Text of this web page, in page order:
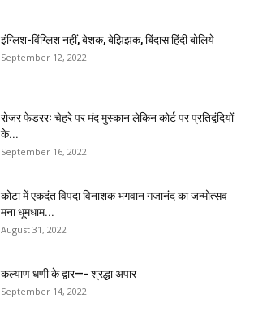
इंग्लिश-विंग्लिश नहीं, बेशक, बेझिझक, बिंदास हिंदी बोलिये
September 12, 2022
रोजर फेडररः चेहरे पर मंद मुस्कान लेकिन कोर्ट पर प्रतिद्वंदियों
के...
September 16, 2022
कोटा में एकदंत विपदा विनाशक भगवान गजानंद का जन्मोत्सव
मना धूमधाम...
August 31, 2022
कल्याण धणी के द्वार—- श्रद्धा अपार
September 14, 2022